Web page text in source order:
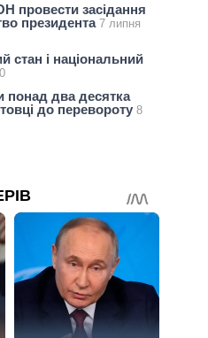
провести засідання
президента 7 липня
стан і національний
понад два десятка
до перевороту 8